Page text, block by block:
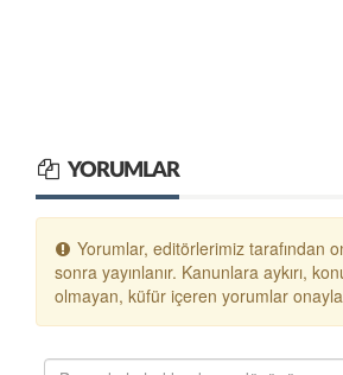
YORUMLAR
Yorumlar, editörlerimiz tarafından
sonra yayınlanır. Kanunlara aykırı,
olmayan, küfür içeren yorumlar